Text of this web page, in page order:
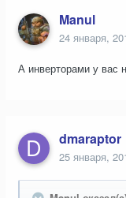
Manul
24 января,
А инверторами у вас
dmaraptor
25 января,